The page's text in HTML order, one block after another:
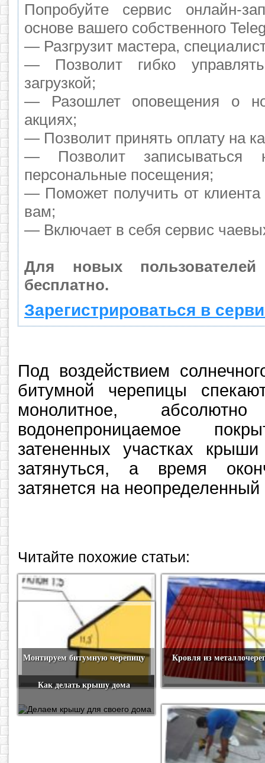
Попробуйте сервис онлайн-
основе вашего собственного
— Разгрузит мастера,
— Позволит гибко
загрузкой;
— Разошлет оповещения о
акциях;
— Позволит принять оплату на
— Позволит записываться
персональные посещения;
— Поможет получить от
вам;
— Включает в себя сервис
Для новых
бесплатно.
Зарегистрироваться в
Под воздействием
битумной черепицы
монолитное,
водонепроницаемое
затененных участках
затянуться, а время
затянется на неопределенный
Читайте похожие статьи:
Монтируем битумную черепицу Кровля из
Как делать крышу дома